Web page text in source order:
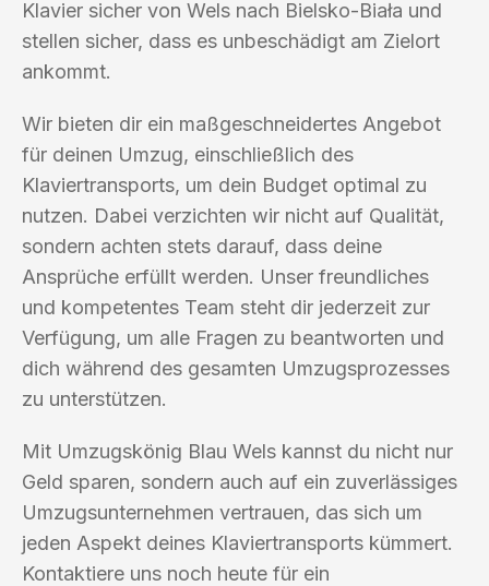
Klavier sicher von Wels nach Bielsko-Biała und
stellen sicher, dass es unbeschädigt am Zielort
ankommt.
Wir bieten dir ein maßgeschneidertes Angebot
für deinen Umzug, einschließlich des
Klaviertransports, um dein Budget optimal zu
nutzen. Dabei verzichten wir nicht auf Qualität,
sondern achten stets darauf, dass deine
Ansprüche erfüllt werden. Unser freundliches
und kompetentes Team steht dir jederzeit zur
Verfügung, um alle Fragen zu beantworten und
dich während des gesamten Umzugsprozesses
zu unterstützen.
Mit Umzugskönig Blau Wels kannst du nicht nur
Geld sparen, sondern auch auf ein zuverlässiges
Umzugsunternehmen vertrauen, das sich um
jeden Aspekt deines Klaviertransports kümmert.
Kontaktiere uns noch heute für ein